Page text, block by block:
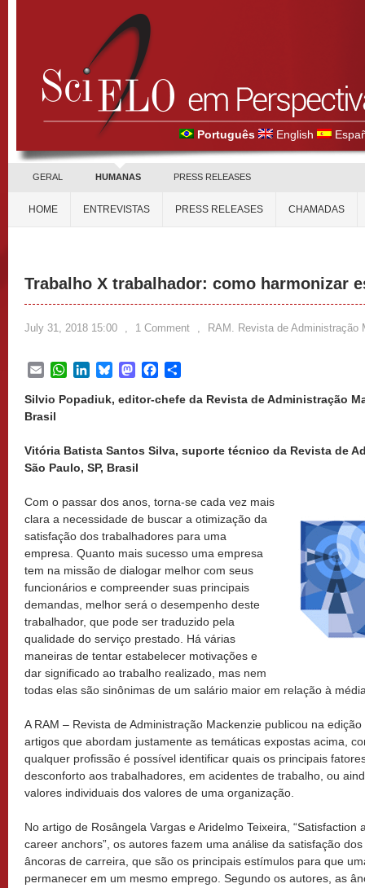
Português English
GERAL HUMANAS PRESS RELEASES
HOME ENTREVISTAS PRESS RELEASES CHAMADAS
Trabalho X trabalhador: como harmonizar
July 31, 2018 15:00 , 1 Comment , RAM. Revista de Administração
EmailWhatsApp
LinkedInBlueskyMastodonFacebook
Silvio Popadiuk, editor-chefe da Revista de Administração
Brasil
Vitória Batista Santos Silva, suporte técnico da Revista de
São Paulo, SP, Brasil
Com o passar dos anos, torna-se cada vez mais
clara a necessidade de buscar a otimização da
satisfação dos trabalhadores para uma
empresa. Quanto mais sucesso uma empresa
tem na missão de dialogar melhor com seus
funcionários e compreender suas principais
demandas, melhor será o desempenho deste
trabalhador, que pode ser traduzido pela
qualidade do serviço prestado. Há várias
maneiras de tentar estabelecer motivações e
dar significado ao trabalho realizado, mas nem
todas elas são sinônimas de um salário maior em relação à
A RAM – Revista de Administração Mackenzie publicou na
artigos que abordam justamente as temáticas expostas acima,
qualquer profissão é possível identificar quais os principais
desconforto aos trabalhadores, em acidentes de trabalho, ou
valores individuais dos valores de uma organização.
No artigo de Rosângela Vargas e Aridelmo Teixeira, “Satisfaction
career anchors”, os autores fazem uma análise da satisfação
âncoras de carreira, que são os principais estímulos para que
permanecer em um mesmo emprego. Segundo os autores, as